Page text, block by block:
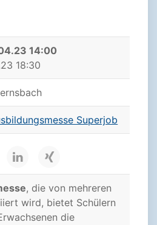
14:00
18:30
Superjob
, die von mehreren
wird, bietet Schülern
die